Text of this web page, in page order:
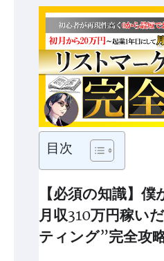
目次
【必須の知識】
月収310万円稼い
ティング”完全攻